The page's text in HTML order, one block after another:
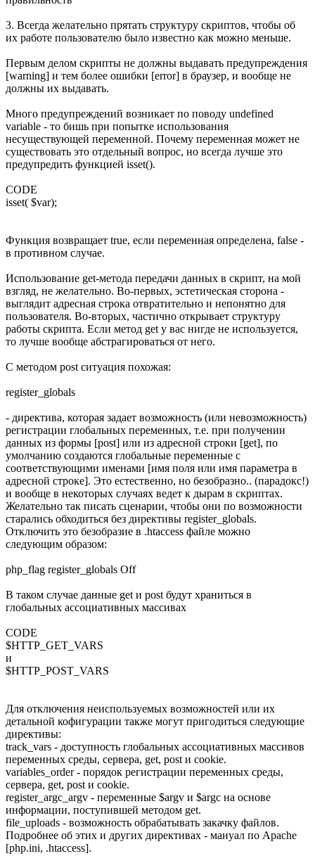
3. Всегда желательно прятать структуру скриптов, чтобы об
их работе пользователю было известно как можно меньше.
Первым делом скрипты не должны выдавать предупреждения
[warning] и тем более ошибки [error] в браузер, и вообще не
должны их выдавать.
Много предупреждений возникает по поводу undefined
variable - то бишь при попытке использования
несуществующей переменной. Почему переменная может не
существовать это отдельный вопрос, но всегда лучше это
предупредить функцией isset().
CODE
isset( $var);
Функция возвращает true, если переменная определена, false -
в противном случае.
Использование get-метода передачи данных в скрипт, на мой
взгляд, не желательно. Во-первых, эстетическая сторона -
выглядит адресная строка отвратительно и непонятно для
пользователя. Во-вторых, частично открывает структуру
работы скрипта. Если метод get у вас нигде не используется,
то лучше вообще абстрагироваться от него.
С методом post ситуация похожая:
register_globals
- директива, которая задает возможность (или невозможность)
регистрации глобальных переменных, т.е. при получении
данных из формы [post] или из адресной строки [get], по
умолчанию создаются глобальные переменные с
соответствующими именами [имя поля или имя параметра в
адресной строке]. Это естественно, но безобразно.. (парадокс!)
и вообще в некоторых случаях ведет к дырам в скриптах.
Желательно так писать сценарии, чтобы они по возможности
старались обходиться без директивы register_globals.
Отключить это безобразие в .htaccess файле можно
следующим образом:
php_flag register_globals Off
В таком случае данные get и post будут храниться в
глобальных ассоциативных массивах
CODE
$HTTP_GET_VARS
и
$HTTP_POST_VARS
Для отключения неиспользуемых возможностей или их
детальной кофигурации также могут пригодиться следующие
директивы:
track_vars - доступность глобальных ассоциативных массивов
переменных среды, сервера, get, post и cookie.
variables_order - порядок регистрации переменных среды,
сервера, get, post и cookie.
register_argc_argv - переменные $argv и $argc на основе
информации, поступившей методом get.
file_uploads - возможность обрабатывать закачку файлов.
Подробнее об этих и других директивах - мануал по Apache
[php.ini, .htaccess].